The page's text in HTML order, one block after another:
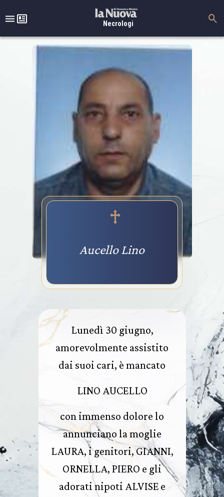
Necrologi
Aucello Lino
Lunedì 30 giugno,
amorevolmente assistito
dai suoi cari, è mancato
LINO AUCELLO
con immenso dolore lo
annunciano la moglie
LAURA, i genitori, GIANNI,
ORNELLA, PIERO e gli
adorati nipoti ALVISE e